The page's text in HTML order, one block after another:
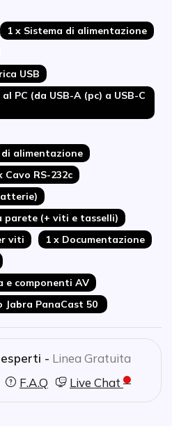
1 x Sistema di alimentazione
USB
PC (da USB-A (pc) a USB-C
di alimentazione
Cavo RS-232c
parete (+ viti e tasselli)
viti
1 x Documentazione
e componenti AV
Jabra PanaCast 50
- Linea Gratuita
F.A.Q Live Chat